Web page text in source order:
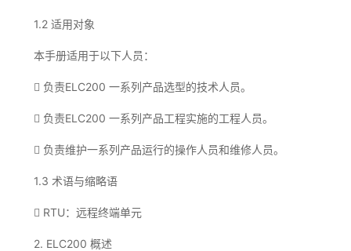
1.2 适用对象
本手册适用于以下人员：
 负责ELC200 一系列产品选型的技术人员。
 负责ELC200 一系列产品工程实施的工程人员。
 负责维护一系列产品运行的操作人员和维修人员。
1.3 术语与缩略语
 RTU：远程终端单元
2. ELC200 概述